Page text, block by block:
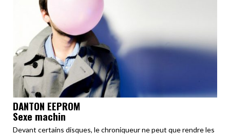
DANTON EEPROM
Sexe machin
Devant certains disques, le chroniqueur ne peut que rendre les